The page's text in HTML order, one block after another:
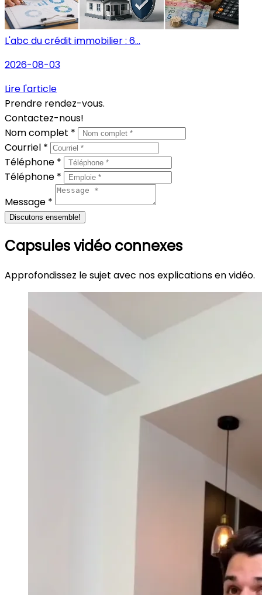
L'abc du crédit immobilier : 6...
2026-08-03
Lire l'article
Prendre rendez-vous.
Contactez-nous!
Nom complet *
Courriel *
Téléphone *
Téléphone *
Message *
Discutons ensemble!
Capsules vidéo connexes
Approfondissez le sujet avec nos explications en vidéo.